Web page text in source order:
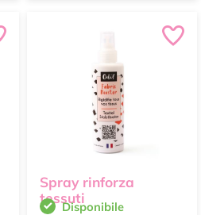
Spray rinforza
tessuti
Disponibile